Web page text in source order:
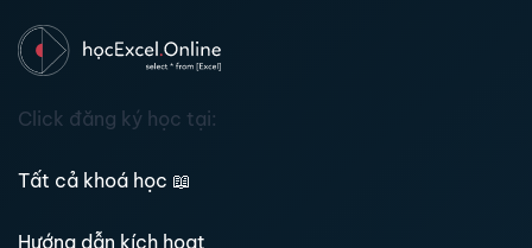
Click đăng ký học tại:
Tất cả khoá học 📖
Hướng dẫn kích hoạt